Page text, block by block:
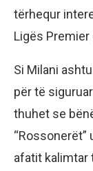
tërhequr
Ligës
Si Milani
për të
thuhet se
afatit kalimtar